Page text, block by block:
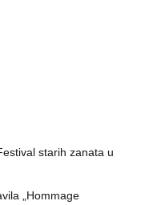
starih zanata u
„Hommage